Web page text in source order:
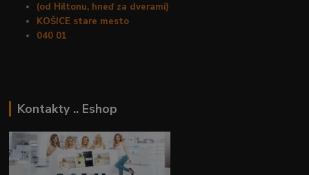
(od Hiltonu, hneď za dverami)
KOŠICE stare mesto
040 01
Kontakty .. Eshop